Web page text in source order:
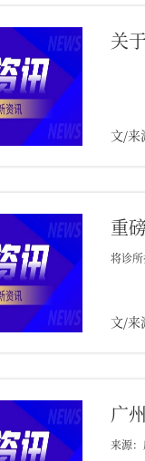
关
文/来
重
将诊
文/来
广
来源